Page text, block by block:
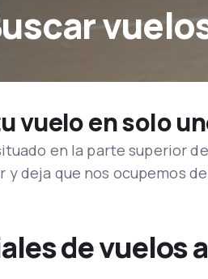
vuelo en solo
en la parte superior
y deja que nos ocupemos
de vuelos